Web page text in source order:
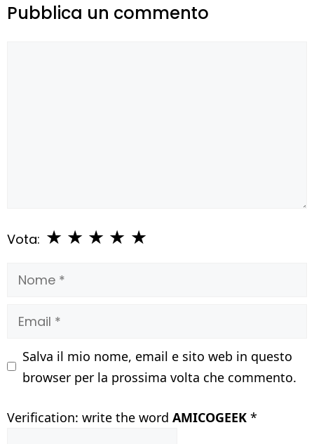
Pubblica un commento
Vota: ★
★
★
★
★
Nome
Email
Salva il mio nome, email e sito web in questo
browser per la prossima volta che commento.
Verification: write the word AMICOGEEK *